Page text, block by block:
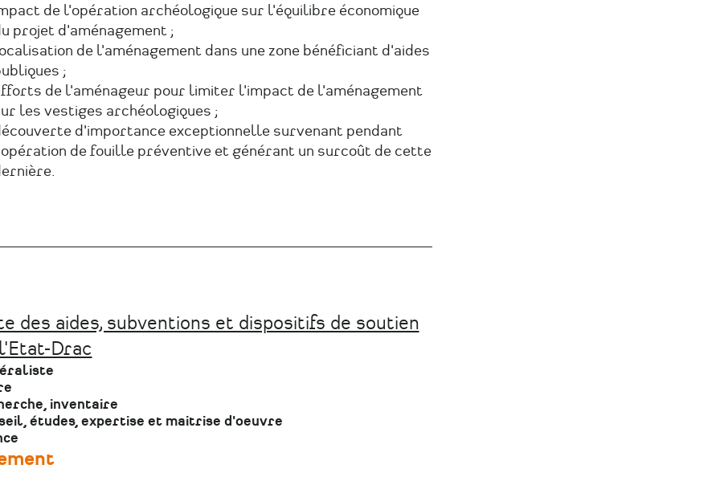
de l'opération archéologique sur l'équilibre économique
projet d'aménagement ;
de l'aménagement dans une zone bénéficiant d'aides
;
de l'aménageur pour limiter l'impact de l'aménagement
les vestiges archéologiques ;
d'importance exceptionnelle survenant pendant
de fouille préventive et générant un surcoût de cette
des aides, subventions et dispositifs de soutien
Drac
inventaire
études, expertise et maitrise d'oeuvre